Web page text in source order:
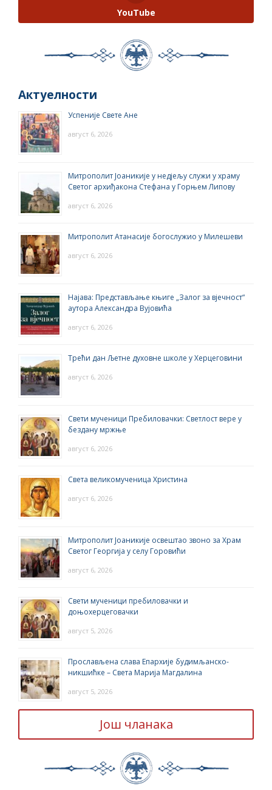
YouTube
Актуелности
Успеније Свете Ане
август 6, 2026
Митрополит Јоаникије у недјељу служи у храму
Светог архиђакона Стефана у Горњем Липову
август 6, 2026
Митрополит Атанасије богослужио у Милешеви
август 6, 2026
Најава: Представљање књиге „Залог за вјечност“
аутора Александра Вујовића
август 6, 2026
Трећи дан Љетне духовне школе у Херцеговини
август 6, 2026
Свети мученици Пребиловачки: Светлост вере у
бездану мржње
август 6, 2026
Света великомученица Христина
август 6, 2026
Митрополит Јоаникије освештао звоно за Храм
Светог Георгија у селу Горовићи
август 6, 2026
Свети мученици пребиловачки и
доњохерцеговачки
август 5, 2026
Прослављена слава Епархије будимљанско-
никшићке – Света Марија Магдалина
август 5, 2026
Још чланака